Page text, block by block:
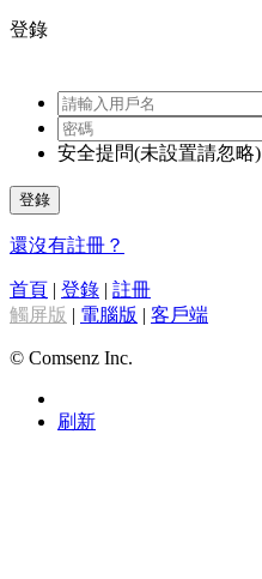
登錄
安全提問(未設置請忽略)
登錄
還沒有註冊？
首頁 | 登錄 | 註冊
觸屏版 | 電腦版 | 客戶端
© Comsenz Inc.
刷新